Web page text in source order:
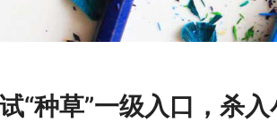
“种草”一级入口，杀